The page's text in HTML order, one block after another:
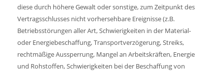
diese durch höhere Gewalt oder sonstige, zum Zeitpunkt des
Vertragsschlusses nicht vorhersehbare Ereignisse (z.B.
Betriebsstörungen aller Art, Schwierigkeiten in der Material-
oder Energiebeschaffung, Transportverzögerung, Streiks,
rechtmäßige Aussperrung, Mangel an Arbeitskräften, Energie
und Rohstoffen, Schwierigkeiten bei der Beschaffung von